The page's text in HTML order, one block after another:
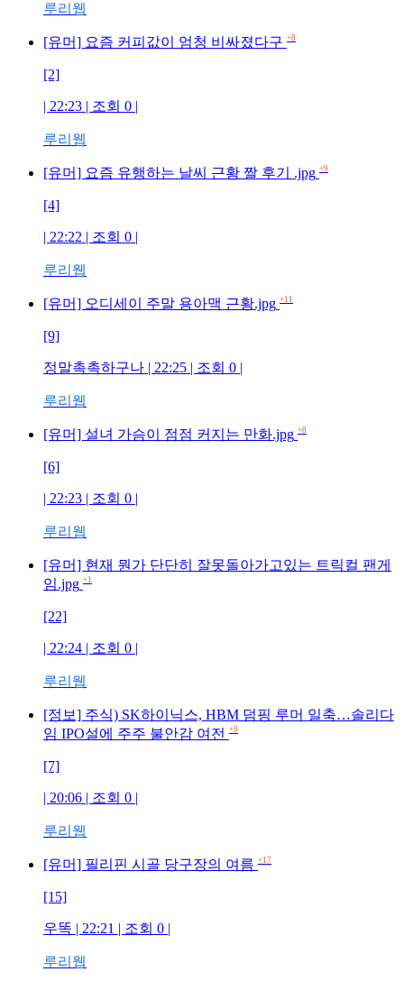
루리웹
[유머] 요즘 커피값이 엄청 비싸졌다구 +8
[2]
| 22:23 | 조회 0 |
루리웹
[유머] 요즘 유행하는 날씨 근황 짤 후기 .jpg +9
[4]
| 22:22 | 조회 0 |
루리웹
[유머] 오디세이 주말 용아맥 근황.jpg +11
[9]
정말촉촉하구나 | 22:25 | 조회 0 |
루리웹
[유머] 설녀 가슴이 점점 커지는 만화.jpg +8
[6]
| 22:23 | 조회 0 |
루리웹
[유머] 현재 뭔가 단단히 잘못돌아가고있는 트릭컬 팬게
임.jpg +1
[22]
| 22:24 | 조회 0 |
루리웹
[정보] 주식) SK하이닉스, HBM 덤핑 루머 일축…솔리다
임 IPO설에 주주 불안감 여전
+9
[7]
| 20:06 | 조회 0 |
루리웹
[유머] 필리핀 시골 당구장의 여름 +17
[15]
우똑 | 22:21 | 조회 0 |
루리웹